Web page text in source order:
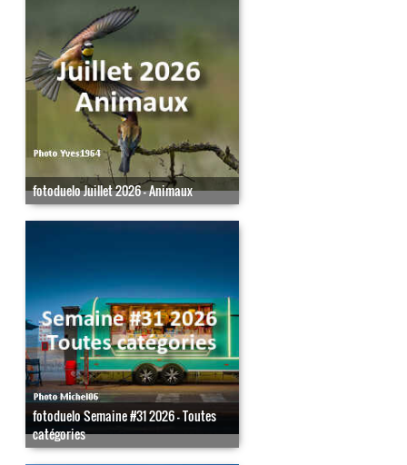
fotoduelo Juillet 2026 - Animaux
fotoduelo Semaine #31 2026 - Toutes
catégories